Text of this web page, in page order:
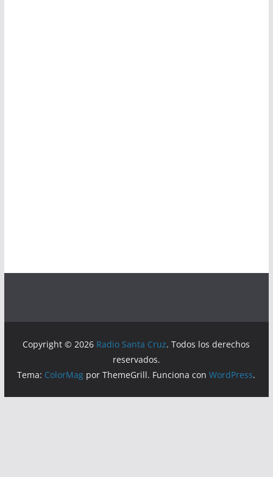
Copyright © 2026 Radio Santa Cruz. Todos los derechos
reservados.
Tema: ColorMag por ThemeGrill. Funciona conWordPress.